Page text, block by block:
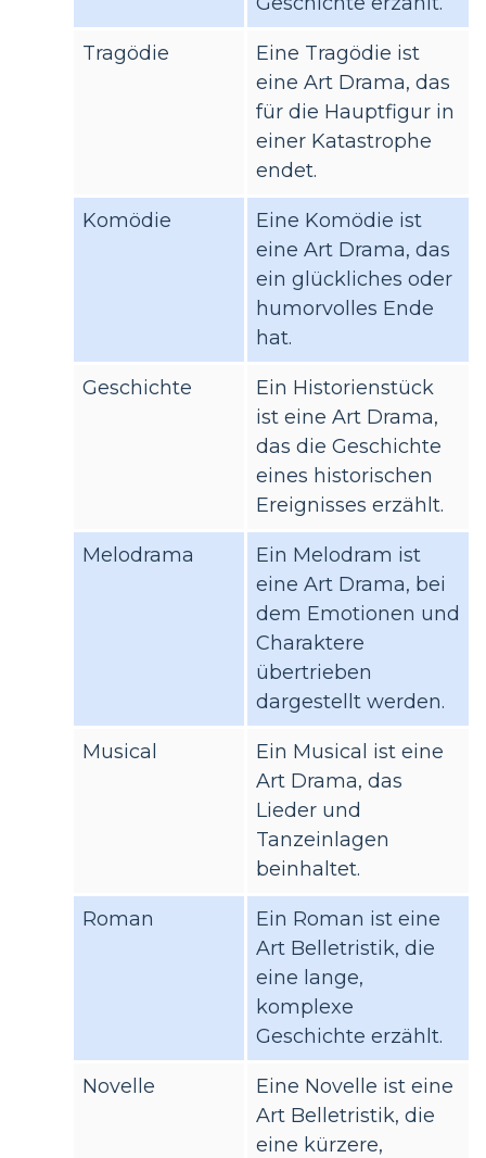
Tragödie
Eine Tragödie ist
eine Art Drama, das
für die Hauptfigur in
einer Katastrophe
endet.
Komödie
Eine Komödie ist
eine Art Drama, das
ein glückliches oder
humorvolles Ende
hat.
Geschichte
Ein Historienstück
ist eine Art Drama,
das die Geschichte
eines historischen
Ereignisses erzählt.
Melodrama
Ein Melodram ist
eine Art Drama, bei
dem Emotionen und
Charaktere
übertrieben
dargestellt werden.
Musical
Ein Musical ist eine
Art Drama, das
Lieder und
Tanzeinlagen
beinhaltet.
Roman
Ein Roman ist eine
Art Belletristik, die
eine lange,
komplexe
Geschichte erzählt.
Novelle
Eine Novelle ist eine
Art Belletristik, die
eine kürzere,